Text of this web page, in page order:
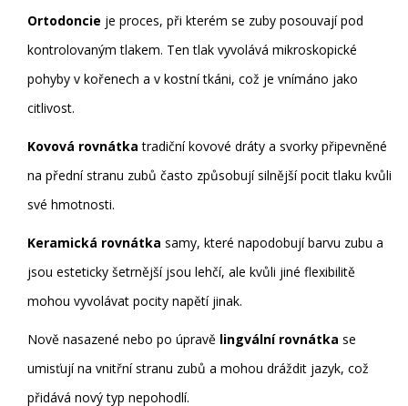
Ortodoncie je proces, při kterém se zuby posouvají pod
kontrolovaným tlakem. Ten tlak vyvolává mikroskopické
pohyby v kořenech a v kostní tkáni, což je vnímáno jako
citlivost.
Kovová rovnátka tradiční kovové dráty a svorky připevněné
na přední stranu zubů často způsobují silnější pocit tlaku kvůli
své hmotnosti.
Keramická rovnátka samy, které napodobují barvu zubu a
jsou esteticky šetrnějšíjsou lehčí, ale kvůli jiné flexibilitě
mohou vyvolávat pocity napětí jinak.
Nově nasazené nebo po úpravě lingvální rovnátka se
umisťují na vnitřní stranu zubů a mohou dráždit jazyk, což
přidává nový typ nepohodlí.